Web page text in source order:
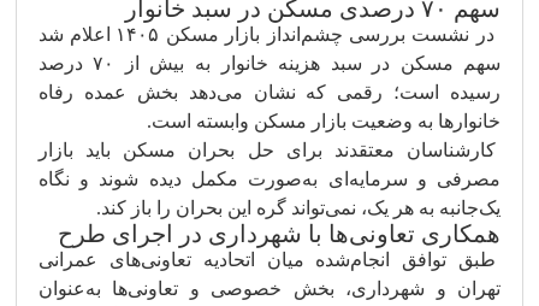
سهم ۷۰ درصدی مسکن در سبد خانوار
در نشست بررسی چشم‌انداز بازار مسکن ۱۴۰۵ اعلام شد
سهم مسکن در سبد هزینه خانوار به بیش از ۷۰ درصد
رسیده است؛ رقمی که نشان می‌دهد بخش عمده رفاه
خانوارها به وضعیت بازار مسکن وابسته است.
کارشناسان معتقدند برای حل بحران مسکن باید بازار
مصرفی و سرمایه‌ای به‌صورت مکمل دیده شوند و نگاه
یک‌جانبه به هر یک، نمی‌تواند گره این بحران را باز کند.
همکاری تعاونی‌ها با شهرداری در اجرای طرح
طبق توافق انجام‌شده میان اتحادیه تعاونی‌های عمرانی
تهران و شهرداری، بخش خصوصی و تعاونی‌ها به‌عنوان